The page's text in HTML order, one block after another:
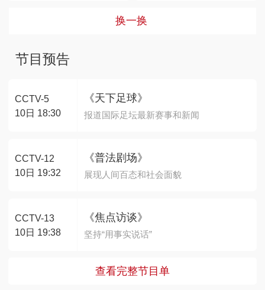
换一换
节目预告
CCTV-5
10日 18:30
《天下足球》
报道国际足坛最新赛事和新闻
CCTV-12
10日 19:32
《普法剧场》
展现人间百态和社会面貌
CCTV-13
10日 19:38
《焦点访谈》
坚持“用事实说话”
查看完整节目单